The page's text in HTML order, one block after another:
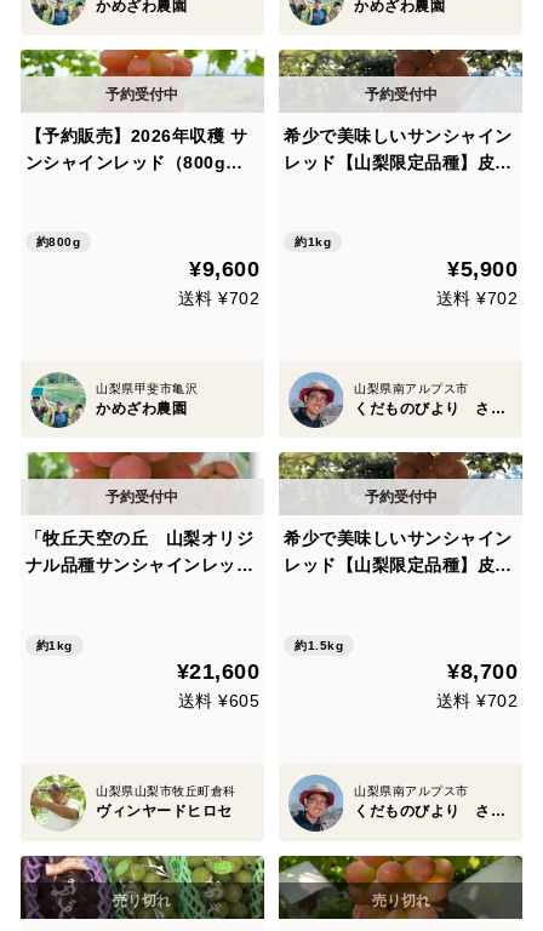
かめざわ農園 かめざわ農園
【予約販売】2026年収穫 サ
ンシャインレッド（800g以
約800g
¥9,600
送料 ¥702
山梨県甲斐市亀沢
かめざわ農園
希少で美味しいサンシャイン
レッド【山梨限定品種】皮ご
約1kg
¥5,900
送料 ¥702
山梨県南アルプス市
くだものびより さとう農園
「牧丘天空の丘 山梨オリジ
ナル品種サンシャインレッ
約1kg
¥21,600
送料 ¥605
山梨県山梨市牧丘町倉科
ヴィンヤードヒロセ
希少で美味しいサンシャイン
レッド【山梨限定品種】皮ご
約1.5kg
¥8,700
送料 ¥702
山梨県南アルプス市
くだものびより さとう農園